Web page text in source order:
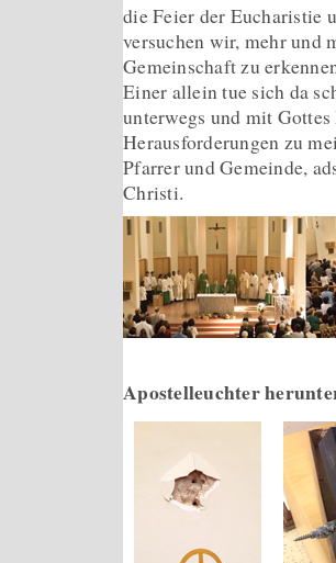
die Feier der Eucharistie
versuchen wir, mehr und
Gemeinschaft zu
Einer allein tue sich da
unterwegs und mit
Herausforderungen zu
Pfarrer und Gemeinde,
Christi.
Apostelleuchter